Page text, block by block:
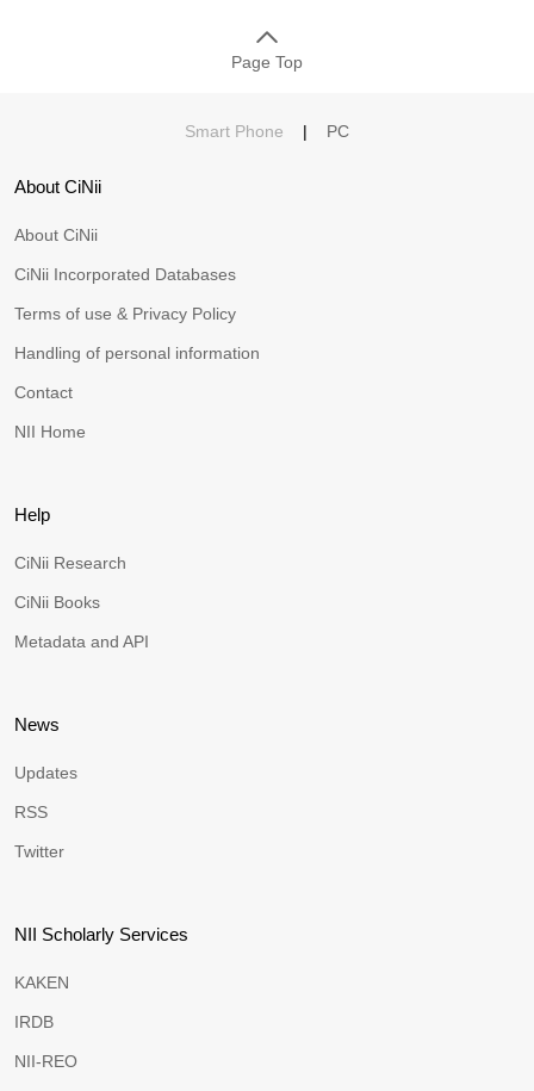
Page Top
Smart Phone | PC
About CiNii
About CiNii
CiNii Incorporated Databases
Terms of use & Privacy Policy
Handling of personal information
Contact
NII Home
Help
CiNii Research
CiNii Books
Metadata and API
News
Updates
RSS
Twitter
NII Scholarly Services
KAKEN
IRDB
NII-REO